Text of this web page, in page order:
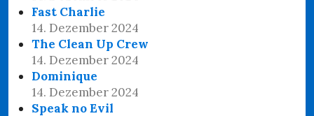
Fast Charlie
14. Dezember 2024
The Clean Up Crew
14. Dezember 2024
Dominique
14. Dezember 2024
Speak no Evil